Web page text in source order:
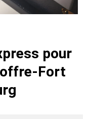
pour
Fort